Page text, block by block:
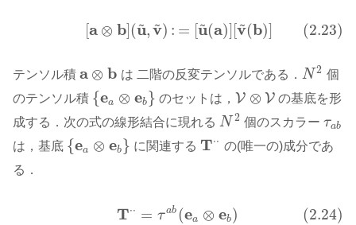
[a ⊗ b] (u
~,v
~) : = [u
~(a)] [v
~(b)] (2.23)
(2.23)[a ⊗b] u~, v ~): [u~(a) v~( b)]
テンソル積 a ⊗ b
a⊗b は 二階の反変テンソルである． N 2
N2
個
のテンソル積 {ea ⊗ eb}
{ea⊗ eb } のセットは， V ⊗ V
V⊗V
の基底を形
成する．次の式の線形結合に現れる N 2
N2 個のスカラーτab
τab
は，基底 {ea ⊗ eb}
{ea⊗ eb } に関連するT⋅⋅
T⋅
の(唯一の)成分であ
る．
T⋅⋅ = τab (ea ⊗ eb) (2.24)
(2.24) T⋅⋅=τ ab ea⊗ eb )